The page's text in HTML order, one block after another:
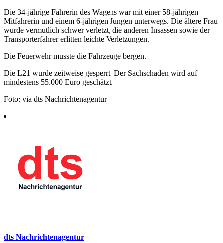
Die 34-jährige Fahrerin des Wagens war mit einer 58-jährigen
Mitfahrerin und einem 6-jährigen Jungen unterwegs. Die ältere Frau
wurde vermutlich schwer verletzt, die anderen Insassen sowie der
Transporterfahrer erlitten leichte Verletzungen.
Die Feuerwehr musste die Fahrzeuge bergen.
Die L21 wurde zeitweise gesperrt. Der Sachschaden wird auf
mindestens 55.000 Euro geschätzt.
Foto: via dts Nachrichtenagentur
dts Nachrichtenagentur